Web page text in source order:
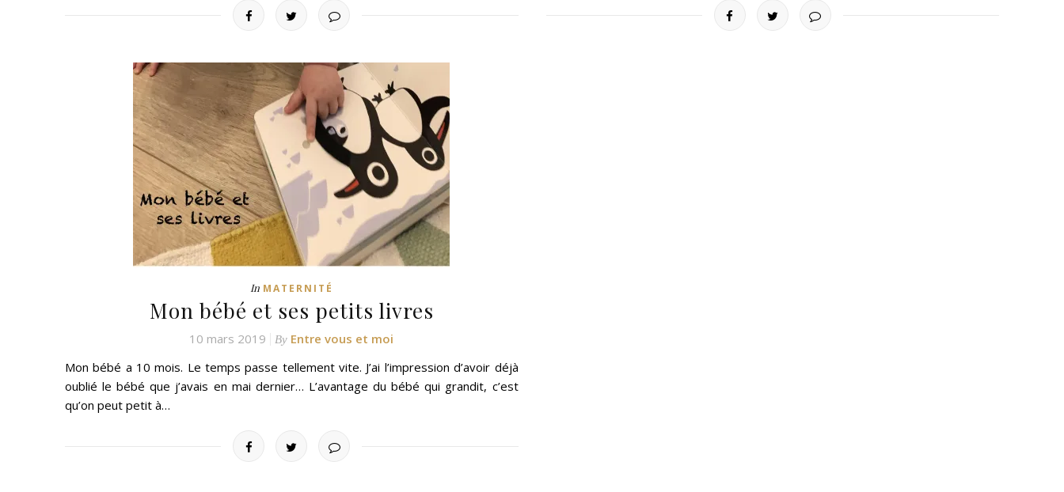
In MATERNITÉ
Mon bébé et ses petits livres
10 mars 2019 By Entre vous et moi
Mon bébé a 10 mois. Le temps passe tellement vite. J’ai l’impression d’avoir déjà
oublié le bébé que j’avais en mai dernier… L’avantage du bébé qui grandit, c’est
qu’on peut petit à…